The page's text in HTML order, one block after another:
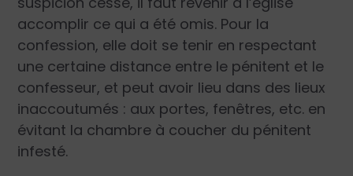
accomplir ce qui a été omis. Pour la
confession, elle doit se tenir en respectant
une certaine distance entre le pénitent et le
confesseur, et peut avoir lieu dans des lieux
inaccoutumés : aux portes, fenêtres, etc. en
évitant la chambre à coucher du pénitent
infesté.